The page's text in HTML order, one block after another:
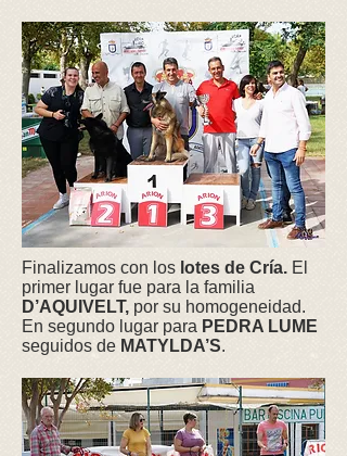
Finalizamos con los lotes de Cría. El
primer lugar fue para la familia
D’AQUIVELT, por su homogeneidad.
En segundo lugar para PEDRA LUME
seguidos de MATYLDA’S.